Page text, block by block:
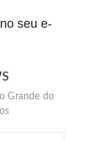
seu e-
Grande do